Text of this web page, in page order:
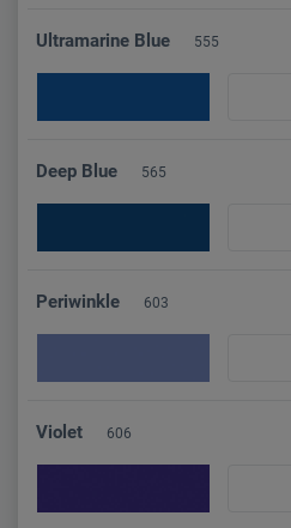
Ultramarine Blue 555
Deep Blue 565
Periwinkle 603
Violet 606